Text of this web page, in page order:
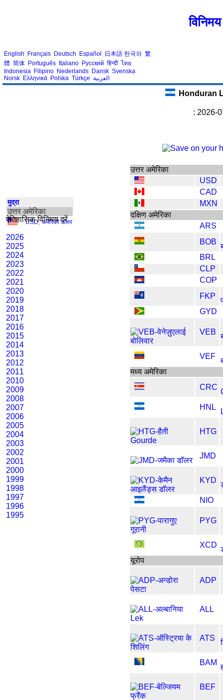
English Français Deutsch Español 日本語 한국의 繁
體 简体 Português Italiano Русский हिन्दी ไทย
Indonesia Filipino Nederlands Dansk Svenska
Norsk Ελληνικά Polska Türkçe العربية
मुद्रा
उत्तर अमेरिका
USD, अमेरिकी डॉलर
ऐतिहासिक विनिमय दरें
2026
2025
2024
2023
2022
2021
2020
2019
2018
2017
2016
2015
2014
2013
2012
2011
2010
2009
2008
2007
2006
2005
2004
2003
2002
2001
2000
1999
1998
1997
1996
1995
Honduran
: 2026-
उत्तर अमेरिका
USD
CAD
MXN
दक्षिण अमेरिका
ARS
BOB
BRL
CLP
COP
FKP
GYD
VEB
VEF
मध्य अमेरिका
CRC
HNL
HTG
JMD
KYD
NIO
PYG
XCD
यूरोप
ADP
ALL
ATS
BAM
BEF